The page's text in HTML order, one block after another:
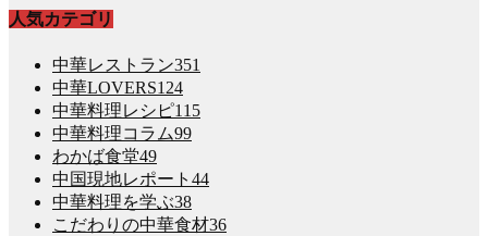
人気カテゴリ
中華レストラン351
中華LOVERS124
中華料理レシピ115
中華料理コラム99
わかば食堂49
中国現地レポート 44
中華料理を学ぶ38
こだわりの中華食材36